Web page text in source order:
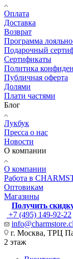
Оплата
Доставка
Возврат
Программа
Подарочный
Сертификаты
Политика
Публичная оферта
Долями
Плати частями
Блог
Лукбук
Пресса о нас
Новости
О компании
О компании
Работа в
Оптовикам
Магазины
Получить
+7 (495) 149-92-22
г. Москва, ТРЦ
2 этаж